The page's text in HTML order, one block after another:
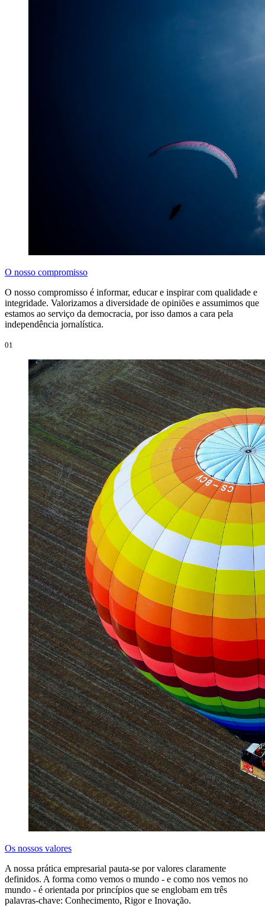
O nosso compromisso
O nosso compromisso é informar, educar e inspirar com qualidade e
integridade. Valorizamos a diversidade de opiniões e assumimos que
estamos ao serviço da democracia, por isso damos a cara pela
independência jornalística.
01
Os nossos valores
A nossa prática empresarial pauta-se por valores claramente
definidos. A forma como vemos o mundo - e como nos vemos no
mundo - é orientada por princípios que se englobam em três
palavras-chave: Conhecimento, Rigor e Inovação.